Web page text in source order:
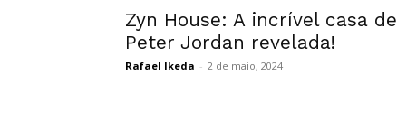
Zyn House: A incrível casa de
Peter Jordan revelada!
Rafael Ikeda - 2 de maio, 2024